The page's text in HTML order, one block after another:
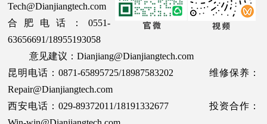
Tech@Dianjiangtech.com
合肥电话：0551-
63656691/18955193058
意见建议：Dianjiang@Dianjiangtech.com
昆明电话：0871-65895725/18987583202 维修保养：
Repair@Dianjiangtech.com
西安电话：029-89372011/18191332677 投资合作：